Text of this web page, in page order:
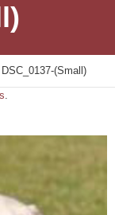
DSC_0137-(Small)
.